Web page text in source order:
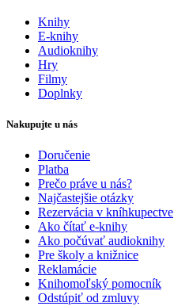
Knihy
E-knihy
Audioknihy
Hry
Filmy
Doplnky
Nakupujte u nás
Doručenie
Platba
Prečo práve u nás?
Najčastejšie otázky
Rezervácia v kníhkupectve
Ako čítať e-knihy
Ako počúvať audioknihy
Pre školy a knižnice
Reklamácie
Knihomoľský pomocník
Odstúpiť od zmluvy